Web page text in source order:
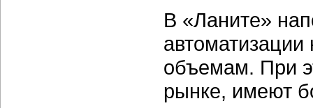
В «Ланите»
объемам. При
рынке, имеют